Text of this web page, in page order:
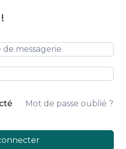
Mot de passe oublié ?